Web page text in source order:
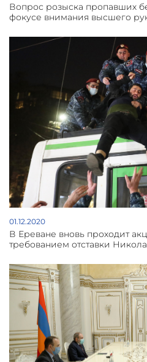
Вопрос розыска пропавших
фокусе внимания высшего
01.12.2020
В Ереване вновь проходит
требованием отставки